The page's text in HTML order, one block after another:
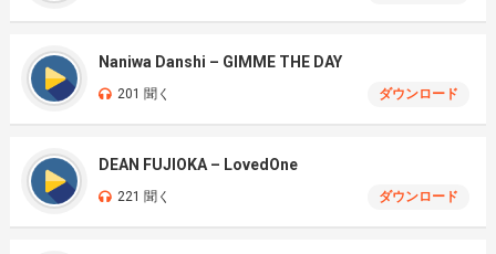
Naniwa Danshi – GIMME THE DAY
201 聞く ダウンロード
DEAN FUJIOKA – LovedOne
221 聞く ダウンロード